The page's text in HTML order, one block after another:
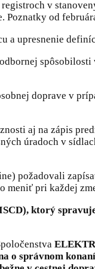
v
od
a upresnenie
doprave v
aj na zápis
úradoch v
požadovali
meniť pri každej
ktorý
o správnom